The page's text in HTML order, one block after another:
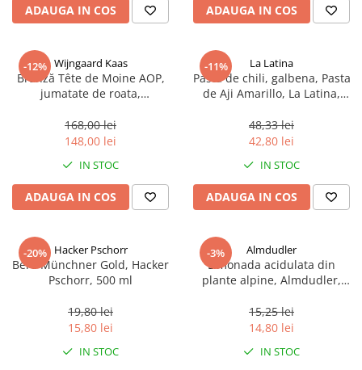
ADAUGA IN COS ADAUGA IN COS
-12% Wijngaard Kaas
Brânză Tête de Moine AOP,
jumatate de roata,
168,00 lei
148,00 lei
IN STOC
ADAUGA IN COS
-11% La Latina
Pasta de chili, galbena, Pasta
de Aji Amarillo, La Latina,
48,33 lei
42,80 lei
IN STOC
ADAUGA IN COS
-20% Hacker Pschorr
Bere Münchner Gold, Hacker
Pschorr, 500 ml
19,80 lei
15,80 lei
IN STOC
-3% Almdudler
Limonada acidulata din
plante alpine, Almdudler,
15,25 lei
14,80 lei
IN STOC